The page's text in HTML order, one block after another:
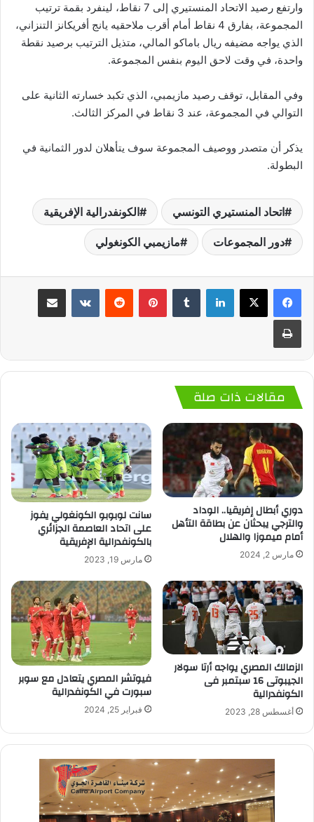
وارتفع رصيد الاتحاد المنستيري إلى 7 نقاط، لينفرد بقمة ترتيب
المجموعة، بفارق 4 نقاط أمام أقرب ملاحقيه يانج أفريكانز التنزاني،
الذي يواجه مضيفه ريال باماكو المالي، متذيل الترتيب برصيد نقطة
واحدة، في وقت لاحق اليوم بنفس المجموعة.
وفي المقابل، توقف رصيد مازيمبي، الذي تكبد خسارته الثانية على
التوالي في المجموعة، عند 3 نقاط في المركز الثالث.
يذكر أن متصدر ووصيف المجموعة سوف يتأهلان لدور الثمانية في
البطولة.
اتحاد المنستيري التونسي الكونفدرالية الإفريقية
دور المجموعات مازيمبي الكونغولي
لينكدإن بينتيريست
مقالات ذات صلة
دوري أبطال إفريقيا.. الوداد
والترجي يبحثان عن بطاقة التأهل
أمام ميموزا والهلال
مارس 2, 2024
سانت لوبوبو الكونغولي يفوز
على اتحاد العاصمة الجزائري
بالكونفدرالية الإفريقية
مارس 19, 2023
الزمالك المصري يواجه أرتا سولار
الجيبوتى 16 سبتمبر فى
الكونفدرالية
أغسطس 28, 2023
فيوتشر المصري يتعادل مع سوبر
سبورت في الكونفدرالية
فبراير 25, 2024